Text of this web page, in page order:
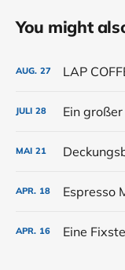
You might
AUG. 27
JULI 28
MAI 21
APR. 18 Espresso
APR. 16